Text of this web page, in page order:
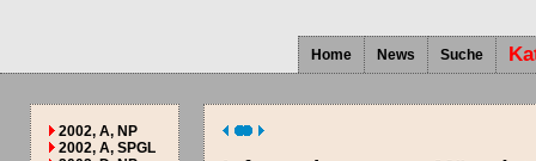
Home News Suche
2002, A, NP
2002, A, SPGL